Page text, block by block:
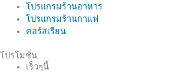
โปรแกรมร้านอาหาร
โปรแกรมร้านกาแฟ
คอร์สเรียน
โปรโมชั่น
เร็วๆนี้